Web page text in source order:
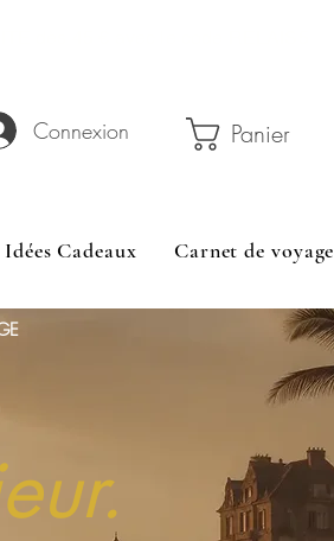
Connexion Panier
Idées Cadeaux Carnet de voyage